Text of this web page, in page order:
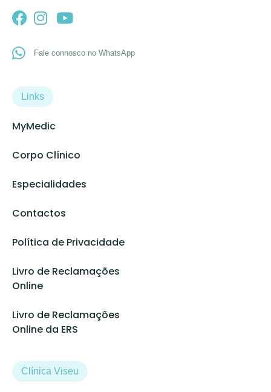
Fale connosco no WhatsApp
Links
MyMedic
Corpo Clínico
Especialidades
Contactos
Política de Privacidade
Livro de Reclamações
Online
Livro de Reclamações
Online da ERS
Clínica Viseu